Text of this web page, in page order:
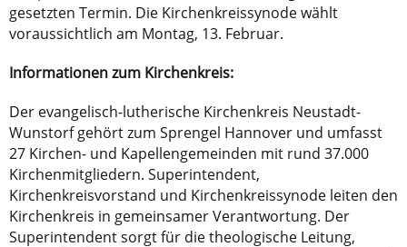
gesetzten Termin. Die Kirchenkreissynode wählt
voraussichtlich am Montag, 13. Februar.
Informationen zum Kirchenkreis:
Der evangelisch-lutherische Kirchenkreis Neustadt-
Wunstorf gehört zum Sprengel Hannover und umfasst
27 Kirchen- und Kapellengemeinden mit rund 37.000
Kirchenmitgliedern. Superintendent,
Kirchenkreisvorstand und Kirchenkreissynode leiten den
Kirchenkreis in gemeinsamer Verantwortung. Der
Superintendent sorgt für die theologische Leitung,